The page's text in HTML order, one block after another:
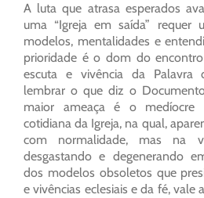
A luta que atrasa esperados
uma “Igreja em saída” requer
modelos, mentalidades e
prioridade é o dom do
escuta e vivência da Palavra
lembrar o que diz o
maior ameaça é o medíocre
cotidiana da Igreja, na qual,
com normalidade, mas na
desgastando e degenerando
dos modelos obsoletos que
e vivências eclesiais e da fé, vale